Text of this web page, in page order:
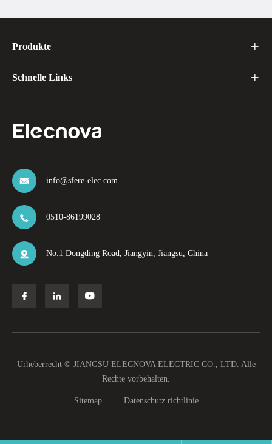
Produkte 
Schnelle Links 
 info@sfere-elec.com
 0510-86199028
 No.1 Dongding Road, Jiangyin, Jiangsu, China
  
Urheberrecht © JIANGSU ELECNOVA ELECTRIC CO., LTD. Alle
Rechte vorbehalten.
Sitemap Datenschutz richtlinie